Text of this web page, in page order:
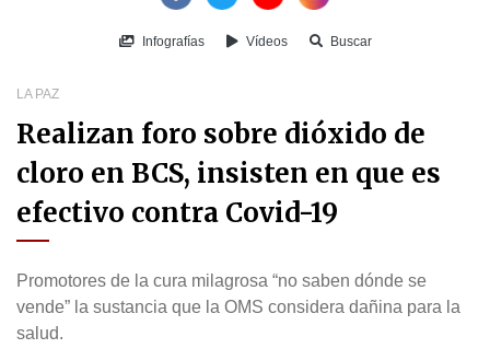
Infografías Vídeos Buscar
LA PAZ
Realizan foro sobre dióxido de
cloro en BCS, insisten en que es
efectivo contra Covid-19
Promotores de la cura milagrosa “no saben dónde se
vende” la sustancia que la OMS considera dañina para la
salud.